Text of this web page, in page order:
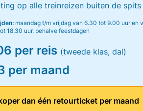
op alle treinreizen buiten de spits
maandag t/m vrijdag van 6.30 tot 9.00 uur en
18.30 uur, behalve feestdagen
per reis (tweede klas, dal)
per maand
dan één retourticket per maand